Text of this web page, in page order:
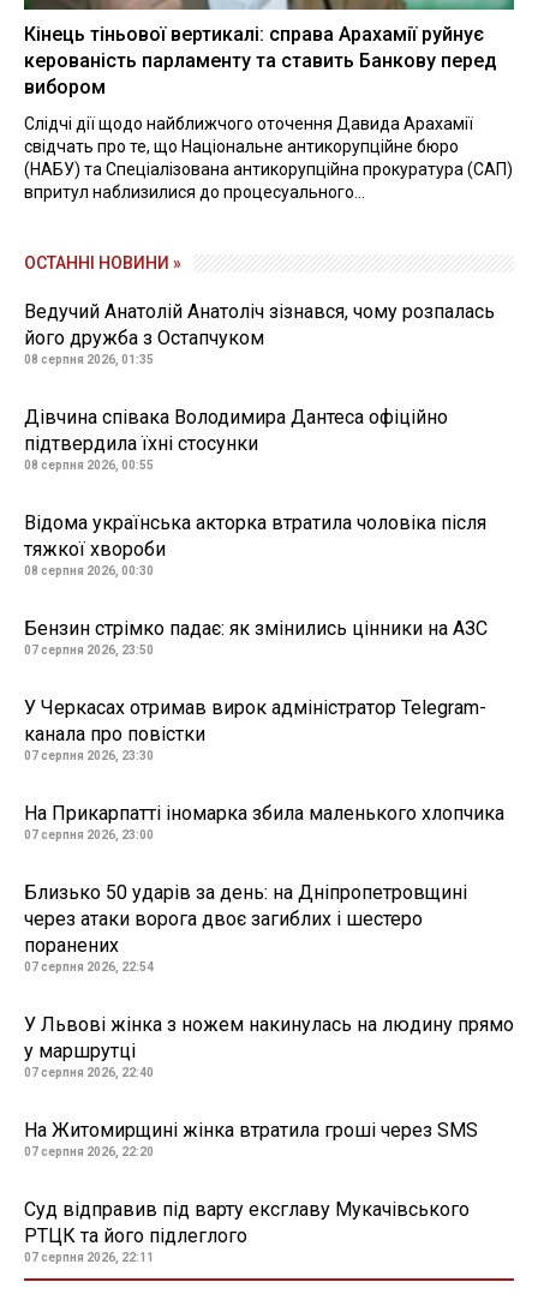
Кінець тіньової вертикалі: справа Арахамії руйнує
керованість парламенту та ставить Банкову перед
вибором
Слідчі дії щодо найближчого оточення Давида Арахамії
свідчать про те, що Національне антикорупційне бюро
(НАБУ) та Спеціалізована антикорупційна прокуратура (САП)
впритул наблизилися до процесуального...
ОСТАННІ НОВИНИ »
Ведучий Анатолій Анатоліч зізнався, чому розпалась
його дружба з Остапчуком
08 серпня 2026, 01:35
Дівчина співака Володимира Дантеса офіційно
підтвердила їхні стосунки
08 серпня 2026, 00:55
Відома українська акторка втратила чоловіка після
тяжкої хвороби
08 серпня 2026, 00:30
Бензин стрімко падає: як змінились цінники на АЗС
07 серпня 2026, 23:50
У Черкасах отримав вирок адміністратор Telegram-
канала про повістки
07 серпня 2026, 23:30
На Прикарпатті іномарка збила маленького хлопчика
07 серпня 2026, 23:00
Близько 50 ударів за день: на Дніпропетровщині
через атаки ворога двоє загиблих і шестеро
поранених
07 серпня 2026, 22:54
У Львові жінка з ножем накинулась на людину прямо
у маршрутці
07 серпня 2026, 22:40
На Житомирщині жінка втратила гроші через SMS
07 серпня 2026, 22:20
Суд відправив під варту ексглаву Мукачівського
РТЦК та його підлеглого
07 серпня 2026, 22:11